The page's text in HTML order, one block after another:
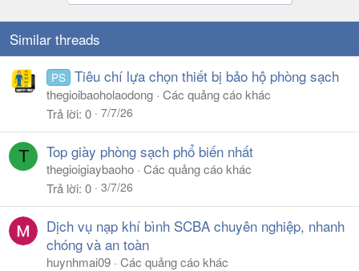
Similar threads
PS Tiêu chí lựa chọn thiết bị bảo hộ phòng sạch
thegioibaoholaodong Các quảng cáo khác
Trả lời 0 7/7/26
T Top giày phòng sạch phổ biến nhất
thegioigiaybaoho Các quảng cáo khác
Trả lời 0 3/7/26
Dịch vụ nạp khí bình SCBA chuyên nghiệp, nhanh
chóng và an toàn
huynhmai09 Các quảng cáo khác